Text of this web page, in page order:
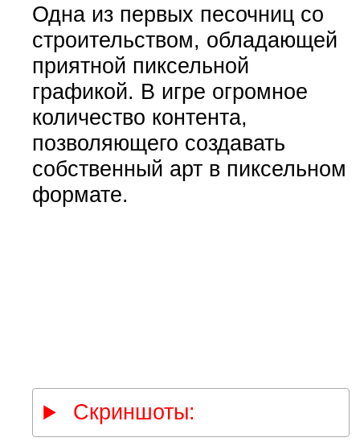
Одна из первых песочниц со
строительством, обладающей
приятной пиксельной
графикой. В игре огромное
количество контента,
позволяющего создавать
собственный арт в пиксельном
формате.
Скриншоты: